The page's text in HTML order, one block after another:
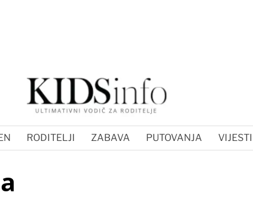
RODITELJI ZABAVA PUTOVANJA VIJESTI